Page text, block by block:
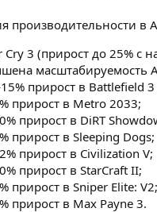
производительности в
Cry 3 (прирост до 25% с
масштабируемость
прирост в Battlefield
прирост в Metro 2033;
прирост в DiRT
прирост в Sleeping Dogs;
прирост в Civilization V;
прирост в StarCraft II;
прирост в Sniper Elite: V2;
прирост в Max Payne 3.